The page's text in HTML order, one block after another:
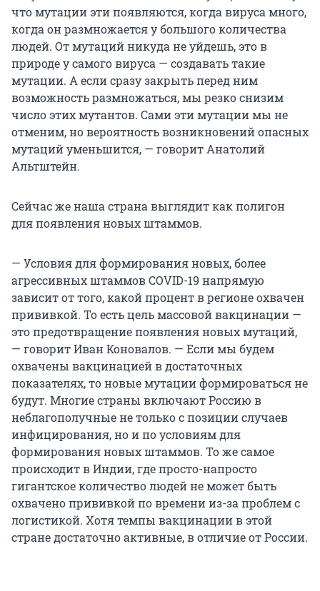
что мутации эти появляются, когда вируса много,
когда он размножается у большого количества
людей. От мутаций никуда не уйдешь, это в
природе у самого вируса — создавать такие
мутации. А если сразу закрыть перед ним
возможность размножаться, мы резко снизим
число этих мутантов. Сами эти мутации мы не
отменим, но вероятность возникновений опасных
мутаций уменьшится, — говорит Анатолий
Альтштейн.
Сейчас же наша страна выглядит как полигон
для появления новых штаммов.
— Условия для формирования новых, более
агрессивных штаммов COVID-19 напрямую
зависит от того, какой процент в регионе охвачен
прививкой. То есть цель массовой вакцинации —
это предотвращение появления новых мутаций,
— говорит Иван Коновалов. — Если мы будем
охвачены вакцинацией в достаточных
показателях, то новые мутации формироваться не
будут. Многие страны включают Россию в
неблагополучные не только с позиции случаев
инфицирования, но и по условиям для
формирования новых штаммов. То же самое
происходит в Индии, где просто-напросто
гигантское количество людей не может быть
охвачено прививкой по времени из-за проблем с
логистикой. Хотя темпы вакцинации в этой
стране достаточно активные, в отличие от России.